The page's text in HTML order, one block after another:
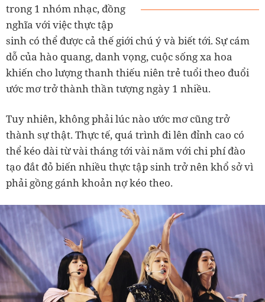
trong 1 nhóm nhạc, đồng
nghĩa với việc thực tập
sinh có thể được cả thế giới chú ý và biết tới. Sự cám
dỗ của hào quang, danh vọng, cuộc sống xa hoa
khiến cho lượng thanh thiếu niên trẻ tuổi theo đuổi
ước mơ trở thành thần tượng ngày 1 nhiều.
Tuy nhiên, không phải lúc nào ước mơ cũng trở
thành sự thật. Thực tế, quá trình đi lên đỉnh cao có
thể kéo dài từ vài tháng tới vài năm với chi phí đào
tạo đắt đỏ biến nhiều thực tập sinh trở nên khổ sở vì
phải gồng gánh khoản nợ kéo theo.